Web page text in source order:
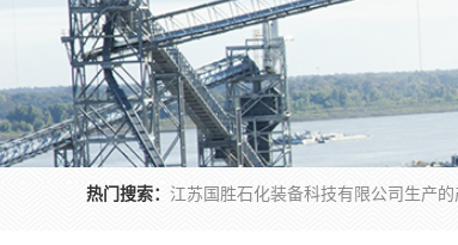
热门搜索：